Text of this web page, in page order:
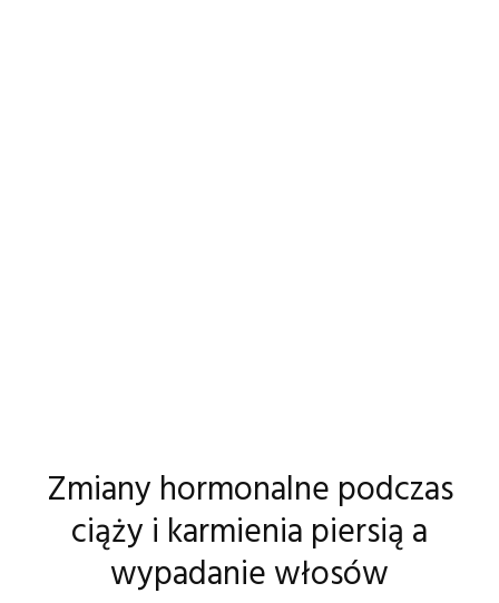
Zmiany hormonalne podczas
ciąży i karmienia piersią a
wypadanie włosów